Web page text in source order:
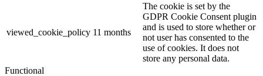
viewed_cookie_policy 11 months
The cookie is set by the
GDPR Cookie Consent plugin
and is used to store whether or
not user has consented to the
use of cookies. It does not
store any personal data.
Functional